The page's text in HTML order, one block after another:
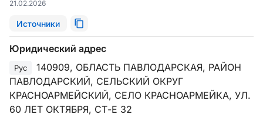
21.02.2026
Источники
Юридический адрес
Рус
140909, ОБЛАСТЬ ПАВЛОДАРСКАЯ, РАЙОН
ПАВЛОДАРСКИЙ, СЕЛЬСКИЙ ОКРУГ
КРАСНОАРМЕЙСКИЙ, СЕЛО КРАСНОАРМЕЙКА, УЛ.
60 ЛЕТ ОКТЯБРЯ, СТ-Е 32